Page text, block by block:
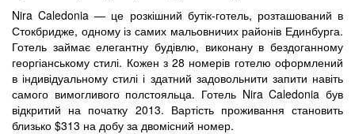
Nira Caledonia — це розкішний бутік-готель, розташований в
Стокбридже, одному із самих мальовничих районів Единбурга.
Готель займає елегантну будівлю, виконану в бездоганному
георгіанському стилі. Кожен з 28 номерів готелю оформлений
в індивідуальному стилі і здатний задовольнити запити навіть
самого вимогливого полстояльца. Готель Nira Caledonia був
відкритий на початку 2013. Вартість проживання становить
близько $313 на добу за двомісний номер.